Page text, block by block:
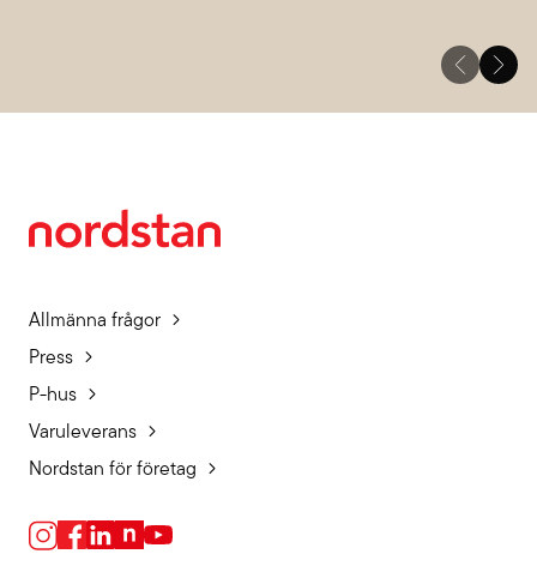
Allmänna frågor
Press
P-hus
Varuleverans
Nordstan för företag